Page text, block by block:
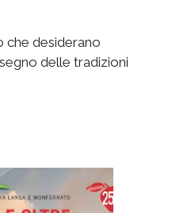
che desiderano
delle tradizioni